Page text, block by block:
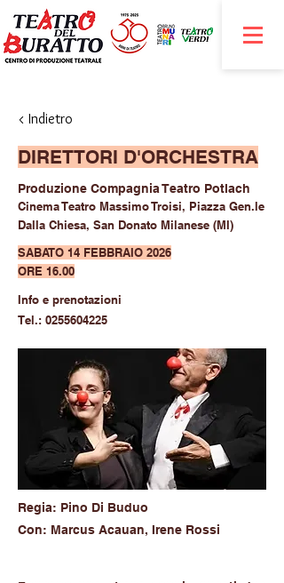
< Indietro
DIRETTORI D'ORCHESTRA
Produzione Compagnia Teatro Potlach
Cinema Teatro Massimo Troisi, Piazza Gen.le
Dalla Chiesa, San Donato Milanese (MI)
SABATO 14 FEBBRAIO 2026
ORE 16.00
Info e prenotazioni
Tel.: 0255604225
Regia: Pino Di Buduo
Con: Marcus Acauan, Irene Rossi